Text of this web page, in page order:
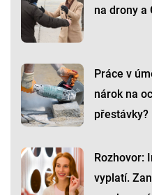
na drony a
Práce v
nárok na
přestávky?
Rozhovor:
vyplatí.